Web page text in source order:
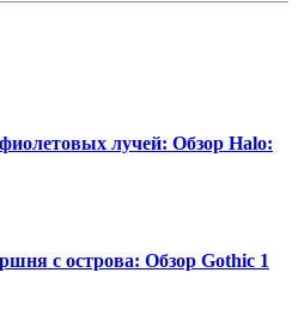
лучей: Обзор Halo:
с острова: Обзор Gothic 1